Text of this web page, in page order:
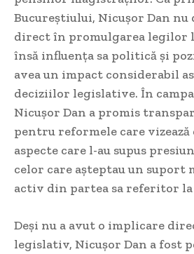
Bucureștiului, Nicușor Dan
direct în promulgarea legilor
însă influența sa politică și
avea un impact considerabil
deciziilor legislative. În
Nicușor Dan a promis
pentru reformele care vizează
aspecte care l-au supus
celor care așteptau un suport
activ din partea sa referitor la
Deși nu a avut o implicare
legislativ, Nicușor Dan a fost